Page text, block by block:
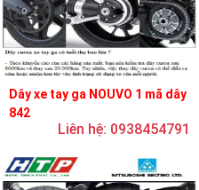
Dây xe tay ga NOUVO 1 mã dây
842
Liên hệ: 0938454791